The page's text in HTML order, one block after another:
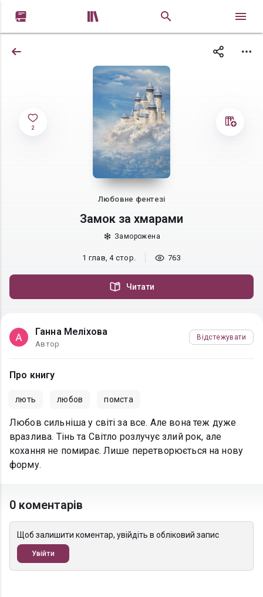
 
2
Любовне фентезі
Замок за хмарами
Заморожена
1 глав, 4 стор. 763
Читати
Ганна Меліхова
Автор
Відстежувати
Про книгу
лють любов помста
Любов сильніша у світі за все. Але вона теж дуже
вразлива. Тінь та Світло розлучує злий рок, але
кохання не помирає. Лише перетворюється на нову
форму.
0 коментарів
Щоб залишити коментар, увійдіть в обліковий запис
Увійти